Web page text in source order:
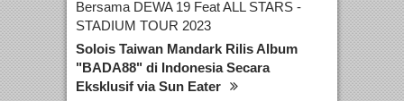
Bersama DEWA 19 Feat ALL STARS -
STADIUM TOUR 2023
Solois Taiwan Mandark Rilis Album
"BADA88" di Indonesia Secara
Eksklusif via Sun Eater